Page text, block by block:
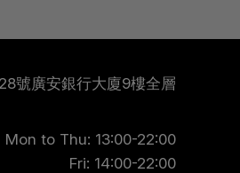
號廣安銀行大廈9樓全層
Mon to Thu: 13:00-22:00
Fri: 14:00-22:00